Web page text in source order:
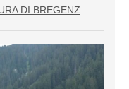
DI BREGENZ